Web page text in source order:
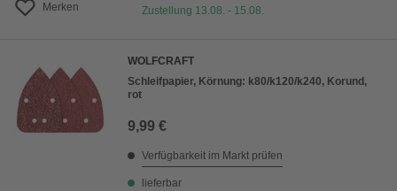
Merken
Zustellung 13.08. - 15.08.
WOLFCRAFT
Schleifpapier, Körnung: k80/k120/k240, Korund,
rot
9,99 €
Verfügbarkeit im Markt prüfen
lieferbar